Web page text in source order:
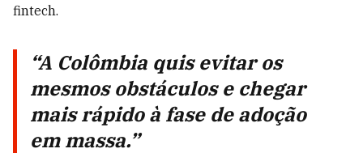
fintech.
“A Colômbia quis evitar os
mesmos obstáculos e chegar
mais rápido à fase de adoção
em massa.”